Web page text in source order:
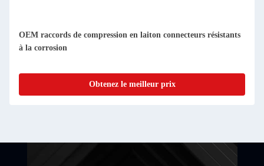
OEM raccords de compression en laiton connecteurs résistants
à la corrosion
Obtenez le meilleur prix